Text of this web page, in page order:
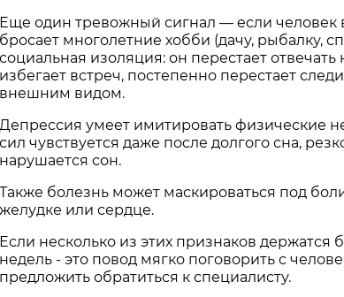
Еще один тревожный сигнал — если человек
бросает многолетние хобби (дачу, рыбалку,
социальная изоляция: он перестает отвечать
избегает встреч, постепенно перестает
внешним видом.
Депрессия умеет имитировать физические
сил чувствуется даже после долгого сна,
нарушается сон.
Также болезнь может маскироваться под
желудке или сердце.
Если несколько из этих признаков держатся
недель - это повод мягко поговорить с
предложить обратиться к специалисту.